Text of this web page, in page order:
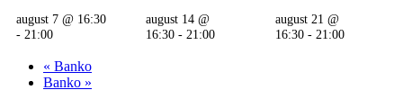
august 7 @ 16:30
- 21:00
august 14 @
16:30 - 21:00
august 21 @
16:30 - 21:00
« Banko
Banko »